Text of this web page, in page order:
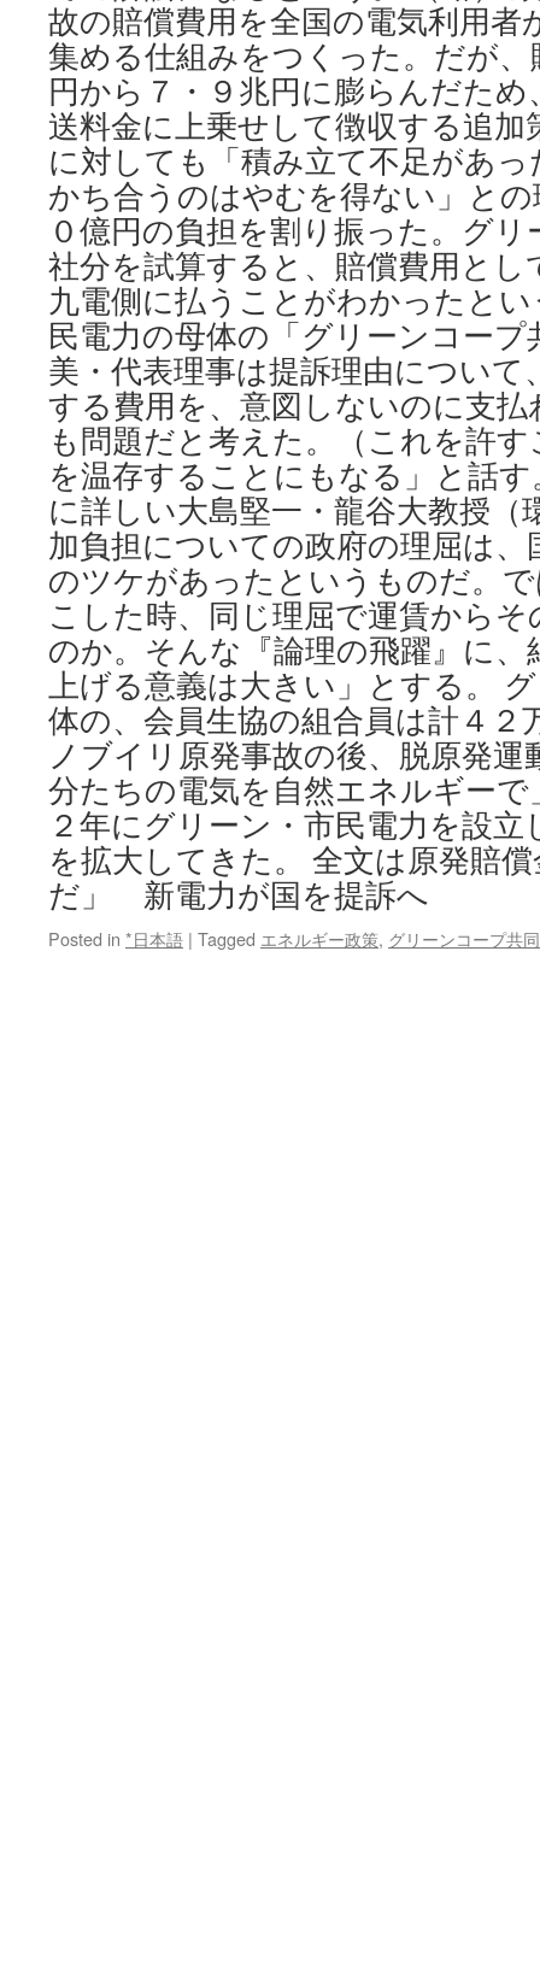
故の賠償費用を全国の電気利用者
集める仕組みをつくった。だが
円から７・９兆円に膨らんだた
送料金に上乗せして徴収する追加
に対しても「積み立て不足があ
かち合うのはやむを得ない」と
０億円の負担を割り振った。グ
社分を試算すると、賠償費用とし
九電側に払うことがわかったと
民電力の母体の「グリーンコープ
美・代表理事は提訴理由について
する費用を、意図しないのに支
も問題だと考えた。（これを許
を温存することにもなる」と話
に詳しい大島堅一・龍谷大教授（
加負担についての政府の理屈は、
のツケがあったというものだ。
こした時、同じ理屈で運賃から
のか。そんな『論理の飛躍』に
上げる意義は大きい」とする。
体の、会員生協の組合員は計４２
ノブイリ原発事故の後、脱原発
分たちの電気を自然エネルギー
２年にグリーン・市民電力を設
を拡大してきた。 全文は原発賠
だ」 新電力が国を提訴へ
Posted in *日本語 | Tagged エネルギー政策, グリーンコープ共